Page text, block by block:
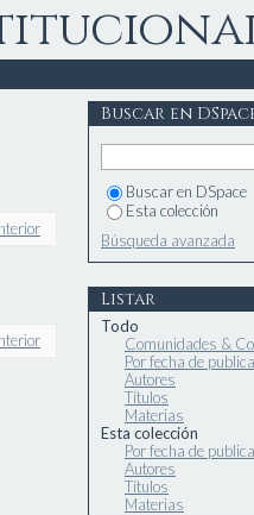
Buscar en
Buscar en DSpace
Esta colección
Búsqueda avanzada
Listar
Todo
Comunidades &
Por fecha de
Autores
Títulos
Materias
Esta colección
Por fecha de
Autores
Títulos
Materias